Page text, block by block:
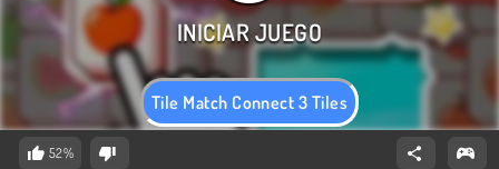
Tile Match Connect 3 Tiles
52%